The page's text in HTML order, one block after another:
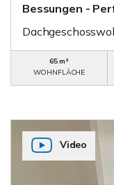
Bessungen -
65 m²
WOHNFLÄCHE
Video